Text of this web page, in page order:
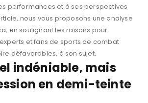
performances et à ses perspectives
nous vous proposons une analyse
en soulignant les raisons pour
et fans de sports de combat
défavorables, à son sujet.
indéniable, mais
en demi-teinte